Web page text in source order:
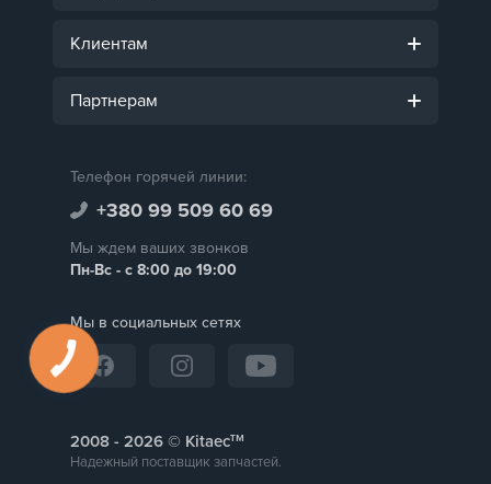
Клиентам
Партнерам
Телефон горячей линии:
+380 99 509 60 69
Мы ждем ваших звонков
Пн-Вс - с 8:00 до 19:00
Мы в социальных сетях
2008 - © Kitaecтм
Надежный поставщик запчастей.